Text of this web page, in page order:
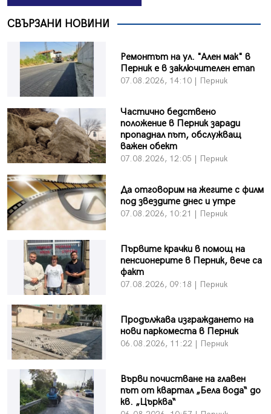
СВЪРЗАНИ НОВИНИ
Ремонтът на ул. "Ален мак" в
Перник е в заключителен етап
07.08.2026, 14:10 | Перник
Частично бедствено
положение в Перник заради
пропаднал път, обслужващ
важен обект
07.08.2026, 12:05 | Перник
Да отговорим на жегите с филм
под звездите днес и утре
07.08.2026, 10:21 | Перник
Първите крачки в помощ на
пенсионерите в Перник, вече са
факт
07.08.2026, 09:18 | Перник
Продължава изграждането на
нови паркоместа в Перник
06.08.2026, 11:22 | Перник
Върви почистване на главен
път от квартал „Бела вода“ до
кв. „Църква“